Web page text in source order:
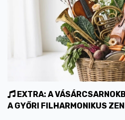
EXTRA: A
A GYŐRI FILHARMONIKUS